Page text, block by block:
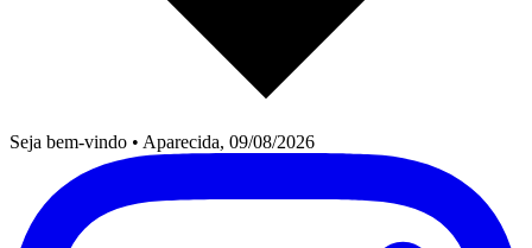
Seja bem-vindo • Aparecida, 09/08/2026